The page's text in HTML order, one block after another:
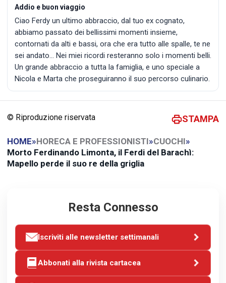
Addio e buon viaggio
Ciao Ferdy un ultimo abbraccio, dal tuo ex cognato,
abbiamo passato dei bellissimi momenti insieme,
contornati da alti e bassi, ora che era tutto alle spalle, te ne
sei andato... Nei miei ricordi resteranno solo i momenti belli.
Un grande abbraccio a tutta la famiglia, e uno speciale a
Nicola e Marta che proseguiranno il suo percorso culinario.
© Riproduzione riservata STAMPA
HOME»HORECA E PROFESSIONISTI»CUOCHI»
Morto Ferdinando Limonta, il Ferdi del Barachì:
Mapello perde il suo re della griglia
Resta Connesso
Iscriviti alle newsletter settimanali
Abbonati alla rivista cartacea